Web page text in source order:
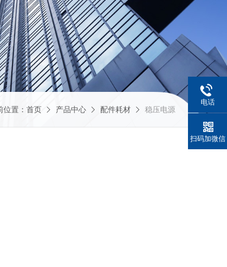
位置： 首页 产品中心 配件耗材 稳压电源
电话
扫码加微信